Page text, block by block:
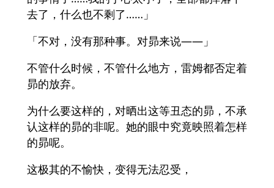
去了，什么也不剩了……」
「不对，没有那种事。对昴来说——」
不管什么时候，不管什么地方，雷姆都否定着
昴的放弃。
为什么要这样的，对晒出这等丑态的昴，不承
认这样的昴的非呢。她的眼中究竟映照着怎样
的昴呢。
这极其的不愉快，变得无法忍受，